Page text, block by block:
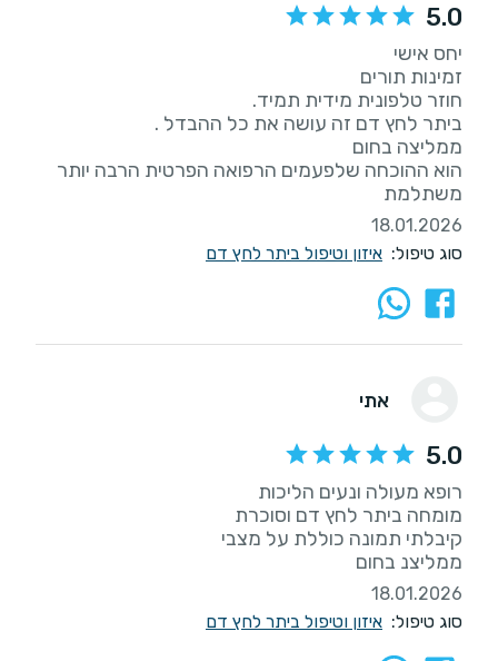
5.0
הוא ההוכחה שלפעמים הרפואה הפרטית הרבה יותר
משתלמת
18.01.2026
סוג טיפול: איזון וטיפול ביתר לחץ דם
אתי
5.0
ממליצנ בחום
18.01.2026
סוג טיפול: איזון וטיפול ביתר לחץ דם